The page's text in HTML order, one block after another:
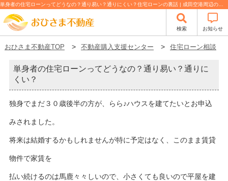
検索 お知らせ
おひさま不動産TOP 不動産購入支援センター 住宅ローン相談
単身者の住宅ローンってどうなの？通り易い？通りに
くい？
独身でまだ３０歳後半の方が、らら♪ハウスを建てたいとお申込
みされました。
将来は結婚するかもしれませんが特に予定はなく、このまま賃貸
物件で家賃を
払い続けるのは馬鹿々々しいので、小さくても良いので平屋を建